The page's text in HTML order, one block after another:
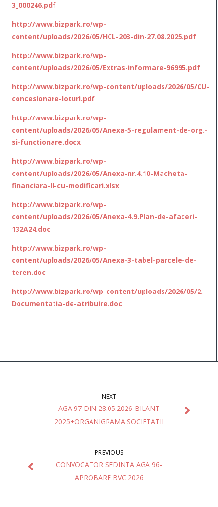
3_000246.pdf
http://www.bizpark.ro/wp-
content/uploads/2026/05/HCL-203-din-27.08.2025.pdf
http://www.bizpark.ro/wp-
content/uploads/2026/05/Extras-informare-96995.pdf
http://www.bizpark.ro/wp-content/uploads/2026/05/CU-
concesionare-loturi.pdf
http://www.bizpark.ro/wp-
content/uploads/2026/05/Anexa-5-regulament-de-org.-
si-functionare.docx
http://www.bizpark.ro/wp-
content/uploads/2026/05/Anexa-nr.4.10-Macheta-
financiara-II-cu-modificari.xlsx
http://www.bizpark.ro/wp-
content/uploads/2026/05/Anexa-4.9.Plan-de-afaceri-
132A24.doc
http://www.bizpark.ro/wp-
content/uploads/2026/05/Anexa-3-tabel-parcele-de-
teren.doc
http://www.bizpark.ro/wp-content/uploads/2026/05/2.-
Documentatia-de-atribuire.doc
NEXT
AGA 97 DIN 28.05.2026-BILANT
2025+ORGANIGRAMA SOCIETATII
PREVIOUS
CONVOCATOR SEDINTA AGA 96-
APROBARE BVC 2026